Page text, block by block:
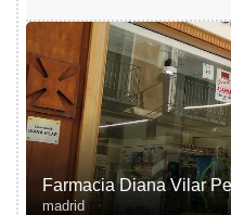
Farmacia Diana Vilar
madrid